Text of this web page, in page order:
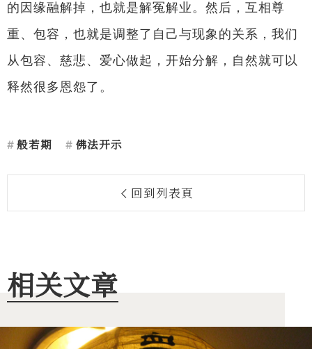
的因缘融解掉，也就是解冤解业。然后，互相尊
重、包容，也就是调整了自己与现象的关系，我们
从包容、慈悲、爱心做起，开始分解，自然就可以
释然很多恩怨了。
般若期 佛法开示
回到列表頁
相关文章